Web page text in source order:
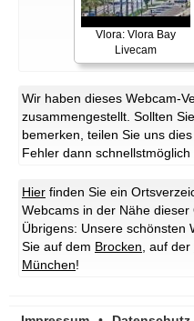
Vlora: Vlora Bay
Livecam
Wir haben dieses Webcam-
zusammengestellt. Sollten
bemerken, teilen Sie uns
Fehler dann schnellstmöglich
Hier finden Sie ein
Webcams in der Nähe dieser
Übrigens: Unsere schönsten
Sie auf dem Brocken , auf der
München!